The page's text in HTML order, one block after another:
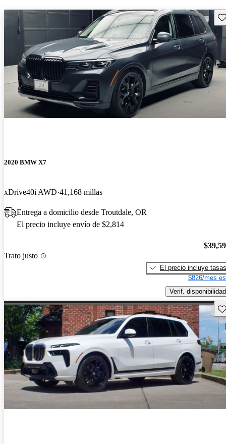
2020 BMW X7
xDrive40i AWD 41,168 millas
Entrega a domicilio desde Troutdale, OR
El precio incluye envío de $2,814
Trato justo
El precio incluye tasas
$826/mes
Verif. disponibilidad